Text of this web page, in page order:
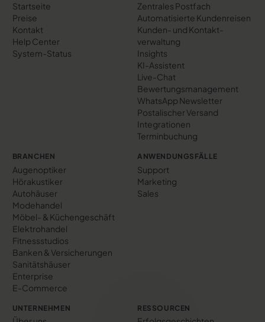
Startseite
Preise
Kontakt
Help Center
System-Status
Zentrales Postfach
Automatisierte Kundenreisen
Kunden- und Kontakt­
verwaltung
Insights
KI-Assistent
Live-Chat
Bewertungs­management
WhatsApp Newsletter
Postalischer Versand
Integrationen
Terminbuchung
BRANCHEN
Augenoptiker
Hörakustiker
Autohäuser
Modehandel
Möbel- & Küchengeschäft
Elektrohandel
Fitnessstudios
Banken & Versicherungen
Sanitätshäuser
Enterprise
E-Commerce
ANWENDUNGSFÄLLE
Support
Marketing
Sales
UNTERNEHMEN RESSOURCEN